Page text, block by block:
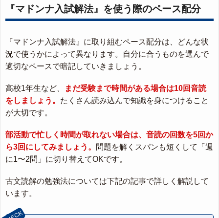
『マドンナ入試解法』を使う際のペース配分
『マドンナ入試解法』に取り組むペース配分は、どんな状
況で使うかによって異なります。自分に合うものを選んで
適切なペースで暗記していきましょう。
高校1年生など、
まだ受験まで時間がある場合は10回音読
をしましょう。 たくさん読み込んで知識を身につけること
が大切です。
部活動で忙しく時間が取れない場合は、音読の回数を5回か
ら3回にしてみましょう。
問題を解くスパンも短くして「週
に1〜2問」に切り替えてOKです。
古文読解の勉強法については下記の記事で詳しく解説して
います。